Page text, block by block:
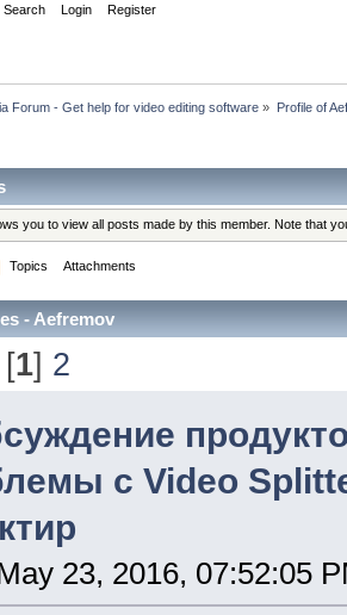
Search Login Register
Forum - Get help for video editing software » Profile of
you to view all posts made by this member. Note that
Topics Attachments
- Aefremov
[1] 2
с Video
23, 2016, 07:52:05